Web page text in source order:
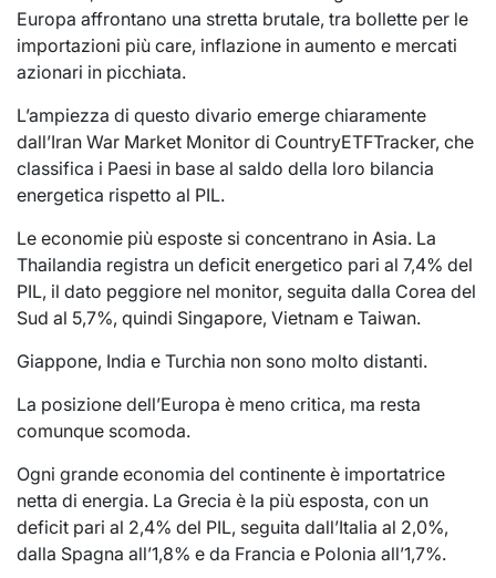
Europa affrontano una stretta brutale, tra bollette per le
importazioni più care, inflazione in aumento e mercati
azionari in picchiata.
L’ampiezza di questo divario emerge chiaramente
dall’Iran War Market Monitor di CountryETFTracker, che
classifica i Paesi in base al saldo della loro bilancia
energetica rispetto al PIL.
Le economie più esposte si concentrano in Asia. La
Thailandia registra un deficit energetico pari al 7,4% del
PIL, il dato peggiore nel monitor, seguita dalla Corea del
Sud al 5,7%, quindi Singapore, Vietnam e Taiwan.
Giappone, India e Turchia non sono molto distanti.
La posizione dell’Europa è meno critica, ma resta
comunque scomoda.
Ogni grande economia del continente è importatrice
netta di energia. La Grecia è la più esposta, con un
deficit pari al 2,4% del PIL, seguita dall’Italia al 2,0%,
dalla Spagna all’1,8% e da Francia e Polonia all’1,7%.